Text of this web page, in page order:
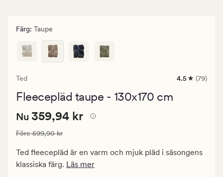
Färg: Taupe
Ted
79
4.5 (79)
Fleecepläd taupe - 130x170 cm
Nuvarande
359,94
kr.
Ordinarie
Nuvarande pris
Nu 359,94 kr
Ordinarie pris 599,90 kr
Före599,90 kr
Ted fleecepläd är en varm och mjuk pläd i säsongens
klassiska färg. Läs mer